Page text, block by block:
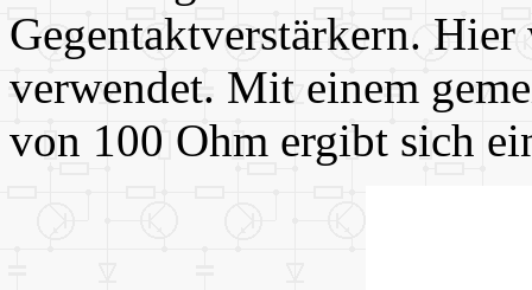
Gegentaktverstärkern.
verwendet. Mit einem
von 100 Ohm ergibt sich